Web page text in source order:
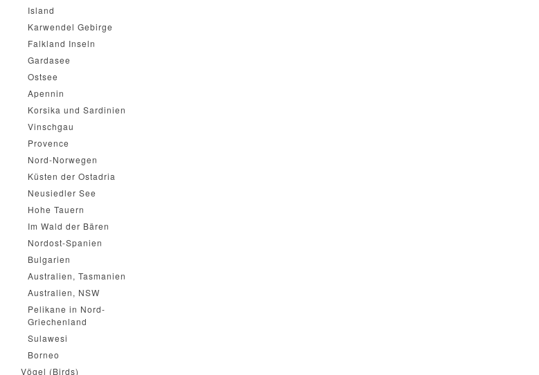
Island
Karwendel Gebirge
Falkland Inseln
Gardasee
Ostsee
Apennin
Korsika und Sardinien
Vinschgau
Provence
Nord-Norwegen
Küsten der Ostadria
Neusiedler See
Hohe Tauern
Im Wald der Bären
Nordost-Spanien
Bulgarien
Australien, Tasmanien
Australien, NSW
Pelikane in Nord-
Griechenland
Sulawesi
Borneo
Vögel (Birds)